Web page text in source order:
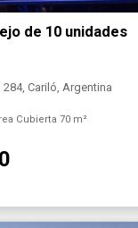
de 10 unidades
Cariló, Argentina
Cubierta 70 m²